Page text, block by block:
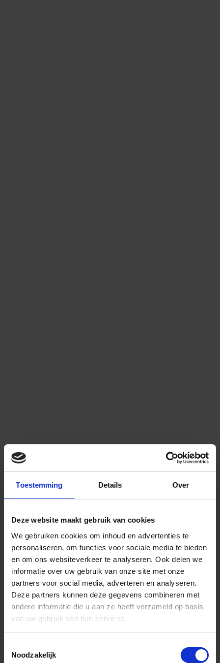
Toestemming Details Over
Deze website maakt gebruik van cookies
We gebruiken cookies om inhoud en advertenties te
personaliseren, om functies voor sociale media te bieden
en om ons websiteverkeer te analyseren. Ook delen we
informatie over uw gebruik van onze site met onze
partners voor social media, adverteren en analyseren.
Deze partners kunnen deze gegevens combineren met
andere informatie die u aan ze heeft verzameld op basis
van uw gebruik van hun services.
Noodzakelijk